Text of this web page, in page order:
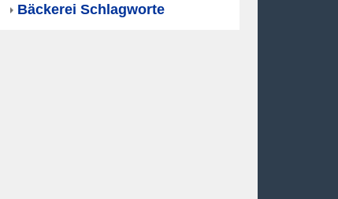
Bäckerei Schlagworte